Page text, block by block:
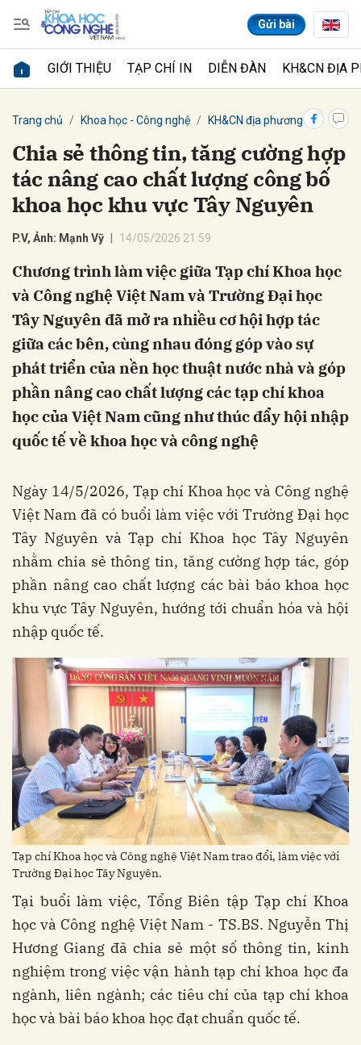
Gửi bài
GIỚI THIỆU TẠP CHÍ IN DIỄN ĐÀN KH&CN ĐỊA
Trang chủ Khoa học - Công nghệ KH&CN địa phương
Chia sẻ thông tin, tăng cường hợp
tác nâng cao chất lượng công bố
khoa học khu vực Tây Nguyên
P.V, Ảnh: Mạnh Vỹ 14/05/2026 21:59
Chương trình làm việc giữa Tạp chí Khoa học
và Công nghệ Việt Nam và Trường Đại học
Tây Nguyên đã mở ra nhiều cơ hội hợp tác
giữa các bên, cùng nhau đóng góp vào sự
phát triển của nền học thuật nước nhà và góp
phần nâng cao chất lượng các tạp chí khoa
học của Việt Nam cũng như thúc đẩy hội nhập
quốc tế về khoa học và công nghệ
Ngày 14/5/2026, Tạp chí Khoa học và Công nghệ
Việt Nam đã có buổi làm việc với Trường Đại học
Tây Nguyên và Tạp chí Khoa học Tây Nguyên
nhằm chia sẻ thông tin, tăng cường hợp tác, góp
phần nâng cao chất lượng các bài báo khoa học
khu vực Tây Nguyên, hướng tới chuẩn hóa và hội
nhập quốc tế.
Tạp chí Khoa học và Công nghệ Việt Nam trao đổi, làm việc với
Trường Đại học Tây Nguyên.
Tại buổi làm việc, Tổng Biên tập Tạp chí Khoa
học và Công nghệ Việt Nam - TS.BS. Nguyễn Thị
Hương Giang đã chia sẻ một số thông tin, kinh
nghiệm trong việc vận hành tạp chí khoa học đa
ngành, liên ngành; các tiêu chí của tạp chí khoa
học và bài báo khoa học đạt chuẩn quốc tế.
Gửi bình luận
Hủy Gửi